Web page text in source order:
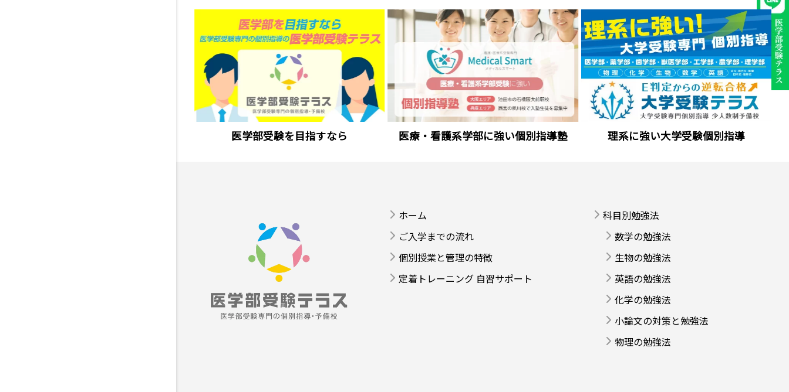
と
医学部受験を目指すなら 医療・看護系学部に強い個別指導塾 理系に強い大学受験個別指導
ホーム
ご入学までの流れ
個別授業と管理の特徴
定着トレーニング 自習サポート
科目別勉強法
数学の勉強法
生物の勉強法
英語の勉強法
化学の勉強法
小論文の対策と勉強法
物理の勉強法